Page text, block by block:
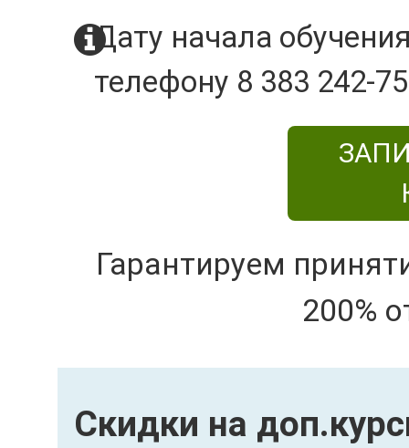
Дату начала
телефону 8 383 242-
Гарантируем
200%
Скидки на